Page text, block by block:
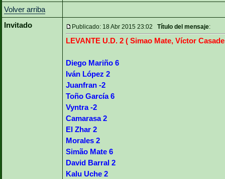
Volver arriba
Invitado
Publicado: 18 Abr 2015 23:02 Título del mensaje:
LEVANTE U.D. 2 ( Simao Mate, Víctor
Diego Mariño 6
Iván López 2
Juanfran -2
Toño García 6
Vyntra -2
Camarasa 2
El Zhar 2
Morales 2
Simão Mate 6
David Barral 2
Kalu Uche 2